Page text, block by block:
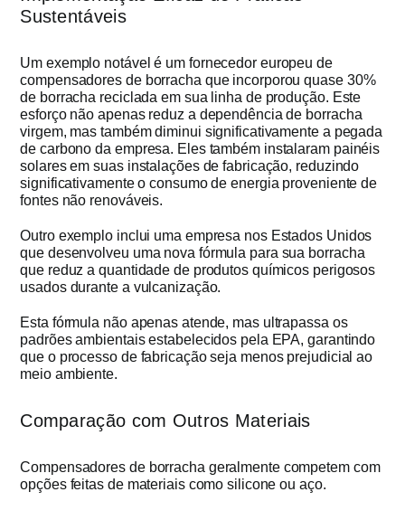
Sustentáveis
Um exemplo notável é um fornecedor europeu de
compensadores de borracha que incorporou quase 30%
de borracha reciclada em sua linha de produção. Este
esforço não apenas reduz a dependência de borracha
virgem, mas também diminui significativamente a pegada
de carbono da empresa. Eles também instalaram painéis
solares em suas instalações de fabricação, reduzindo
significativamente o consumo de energia proveniente de
fontes não renováveis.
Outro exemplo inclui uma empresa nos Estados Unidos
que desenvolveu uma nova fórmula para sua borracha
que reduz a quantidade de produtos químicos perigosos
usados durante a vulcanização.
Esta fórmula não apenas atende, mas ultrapassa os
padrões ambientais estabelecidos pela EPA, garantindo
que o processo de fabricação seja menos prejudicial ao
meio ambiente.
Comparação com Outros Materiais
Compensadores de borracha geralmente competem com
opções feitas de materiais como silicone ou aço.